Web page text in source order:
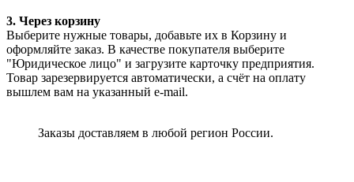
3. Через корзину
Выберите нужные товары, добавьте их в Корзину и
оформляйте заказ. В качестве покупателя выберите
"Юридическое лицо" и загрузите карточку предприятия.
Товар зарезервируется автоматически, а счёт на оплату
вышлем вам на указанный e-mail.
Заказы доставляем в любой регион России.